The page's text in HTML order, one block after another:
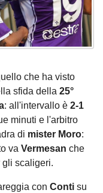
che ha visto
sfida della 25°
: all'intervallo è 2-1
minuti e l'arbitro
di mister Moro:
va Vermesan che
scaligeri.
con Conti su